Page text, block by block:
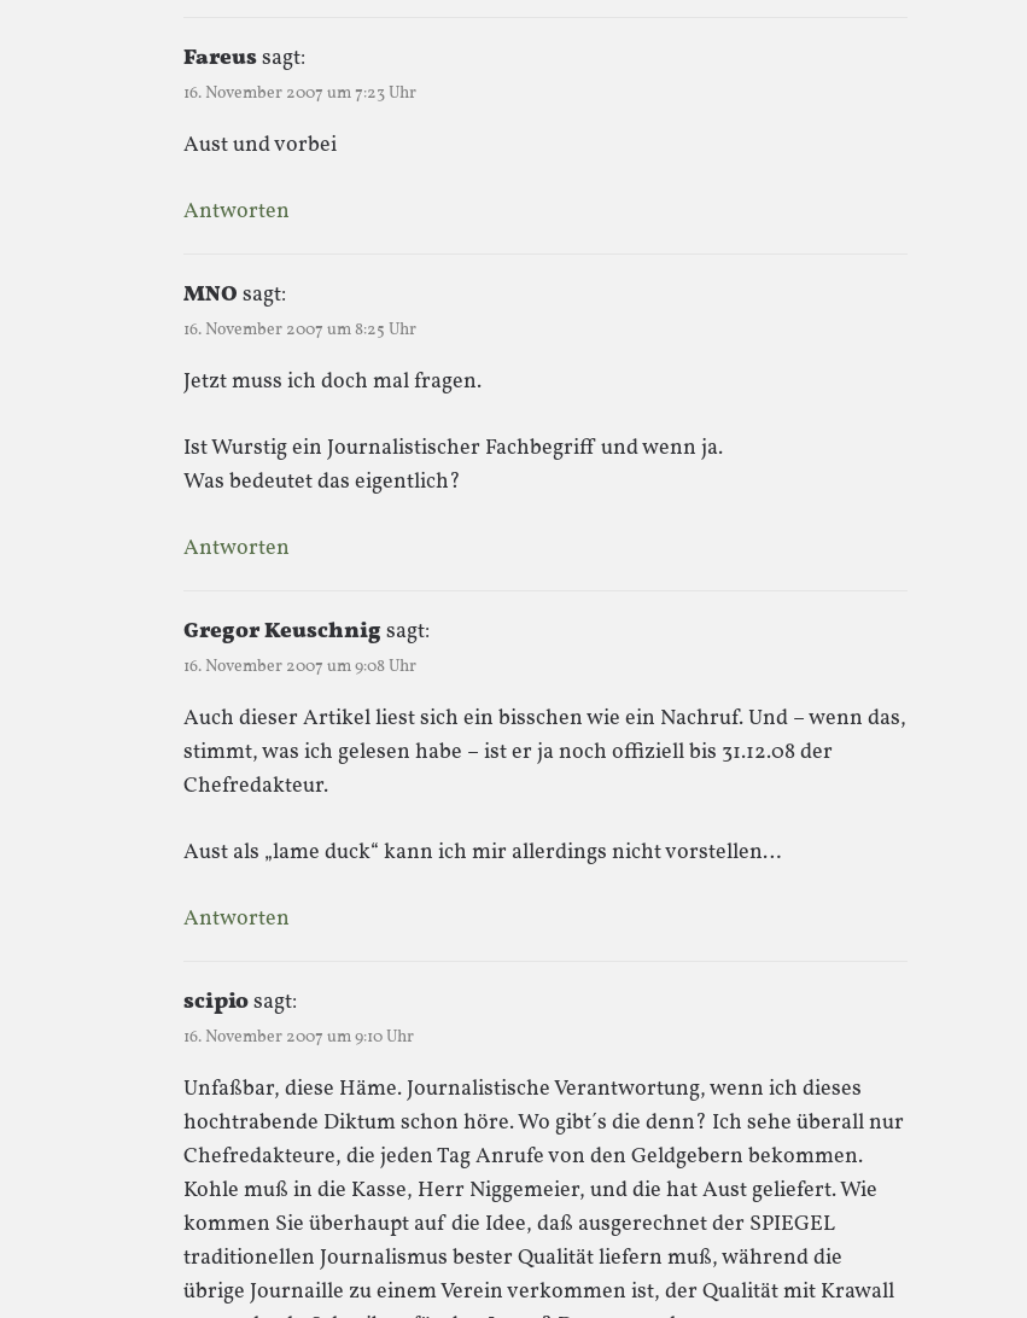
Fareussagt:
16. November 2007 um 7:23 Uhr
Aust und vorbei
Antworten
MNO sagt:
16. November 2007 um 8:25 Uhr
Jetzt muss ich doch mal fragen.
Ist Wurstig ein Journalistischer Fachbegriff und wenn ja.
Was bedeutet das eigentlich?
Antworten
Gregor Keuschnigsagt:
16. November 2007 um 9:08 Uhr
Auch dieser Artikel liest sich ein bisschen wie ein Nachruf. Und – wenn das,
stimmt, was ich gelesen habe – ist er ja noch offiziell bis 31.12.08 der
Chefredakteur.
Aust als „lame duck“ kann ich mir allerdings nicht vorstellen…
Antworten
scipiosagt:
16. November 2007 um 9:10 Uhr
Unfaßbar, diese Häme. Journalistische Verantwortung, wenn ich dieses
hochtrabende Diktum schon höre. Wo gibt´s die denn? Ich sehe überall nur
Chefredakteure, die jeden Tag Anrufe von den Geldgebern bekommen.
Kohle muß in die Kasse, Herr Niggemeier, und die hat Aust geliefert. Wie
kommen Sie überhaupt auf die Idee, daß ausgerechnet der SPIEGEL
traditionellen Journalismus bester Qualität liefern muß, während die
übrige Journaille zu einem Verein verkommen ist, der Qualität mit Krawall